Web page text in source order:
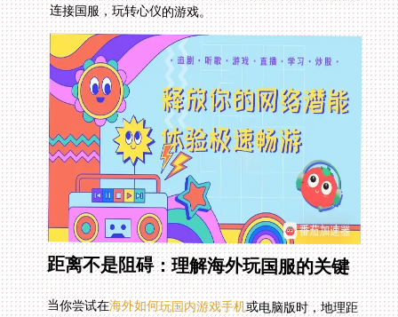
连接国服，玩转心仪的游戏。
距离不是阻碍：理解海外玩国服的关键
当你尝试在海外如何玩国内游戏手机或电脑版时，地理距
离是首要难题。数据需要长途跋涉，经过多个国际节点和
海底光缆才能到达国内游戏服务器，这不可避免产生延迟
（Ping值高）。更麻烦的是，国内主流游戏如《英雄联
盟》、《原神》国服，或者网易的《梦幻西游》、《永劫
无间》、《逆水寒》等，还有腾讯系的《王者荣耀》、
《和平精英》等，其服务器往往设置在境内，并对IP进行
地域检测。一个“海外IP”标签，就可能触发严格的风控机
制，导致账号登录困难、延迟飙升，甚至莫名其妙被封